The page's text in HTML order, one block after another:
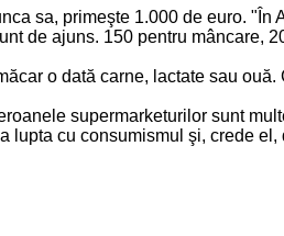
sa, primeşte 1.000 de euro.
de ajuns. 150 pentru mâncare,
o dată carne, lactate sau
supermarketurilor sunt
cu consumismul şi, crede el,